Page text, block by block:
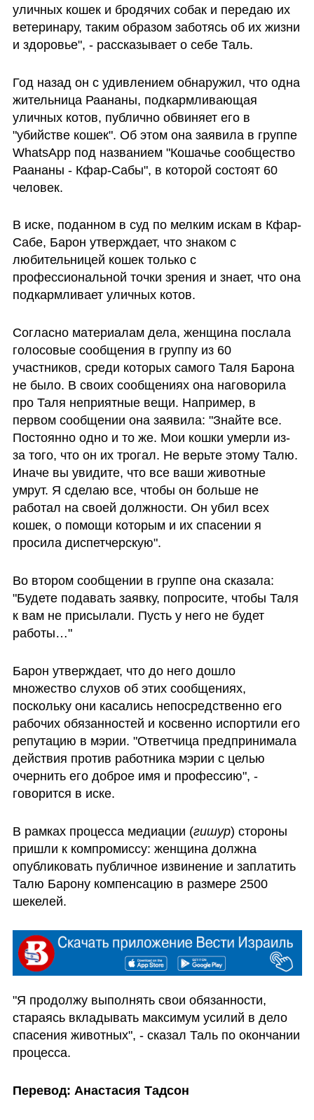
уличных кошек и бродячих собак и передаю их
ветеринару, таким образом заботясь об их жизни
и здоровье", - рассказывает о себе Таль.
Год назад он с удивлением обнаружил, что одна
жительница Раананы, подкармливающая
уличных котов, публично обвиняет его в
"убийстве кошек". Об этом она заявила в группе
WhatsApp под названием "Кошачье сообщество
Раананы - Кфар-Сабы", в которой состоят 60
человек.
В иске, поданном в суд по мелким искам в Кфар-
Сабе, Барон утверждает, что знаком с
любительницей кошек только с
профессиональной точки зрения и знает, что она
подкармливает уличных котов.
Согласно материалам дела, женщина послала
голосовые сообщения в группу из 60
участников, среди которых самого Таля Барона
не было. В своих сообщениях она наговорила
про Таля неприятные вещи. Например, в
первом сообщении она заявила: "Знайте все.
Постоянно одно и то же. Мои кошки умерли из-
за того, что он их трогал. Не верьте этому Талю.
Иначе вы увидите, что все ваши животные
умрут. Я сделаю все, чтобы он больше не
работал на своей должности. Он убил всех
кошек, о помощи которым и их спасении я
просила диспетчерскую".
Во втором сообщении в группе она сказала:
"Будете подавать заявку, попросите, чтобы Таля
к вам не присылали. Пусть у него не будет
работы…"
Барон утверждает, что до него дошло
множество слухов об этих сообщениях,
поскольку они касались непосредственно его
рабочих обязанностей и косвенно испортили его
репутацию в мэрии. "Ответчица предпринимала
действия против работника мэрии с целью
очернить его доброе имя и профессию", -
говорится в иске.
В рамках процесса медиации (гишур) стороны
пришли к компромиссу: женщина должна
опубликовать публичное извинение и заплатить
Талю Барону компенсацию в размере 2500
шекелей.
"Я продолжу выполнять свои обязанности,
стараясь вкладывать максимум усилий в дело
спасения животных", - сказал Таль по окончании
процесса.
Перевод: Анастасия Тадсон